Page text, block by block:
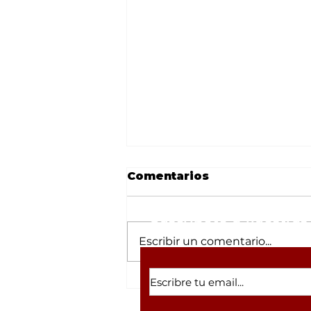
“Vamos a honrar los
principios y valores del
Comentarios
Escribir un comentario...
Suscríbete a